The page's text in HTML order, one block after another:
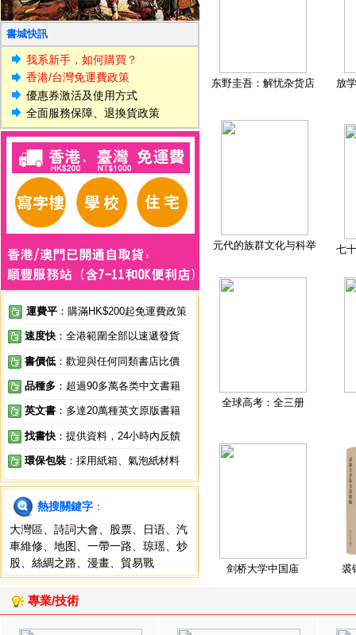
書城快訊
我系新手，如何購買？
香港/台灣免運費政策
優惠券激活及使用方式
全面服務保障、退換貨政策
運費平 ：購滿HK$200起免運費政策
速度快 ：全港範圍全部以速遞發貨
書價低 ：歡迎與任何同類書店比價
品種多 ：超過90多萬各类中文書籍
英文書 ：多達20萬種英文原版書籍
找書快 ：提供資料，24小時內反饋
環保包裝 ：採用紙箱、氣泡紙材料
熱搜關鍵字 ：
大灣區
詩詞大會 股票 日语
汽
車維修
地图 一帶一路 琼瑶
炒
股
絲綢之路 漫畫 貿易戰
东野圭吾：解忧杂货店 放
元代的族群文化与科举 七
全球高考：全三册
剑桥大学中国庙 裘
專業/技術